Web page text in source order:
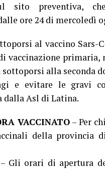
sito preventiva,
ore 24 di mercoledì
al vaccino
vaccinazione
alla seconda
e evitare le gravi
dalla Asl di Latina.
VACCINATO – Per
della provincia
– Gli orari di apertura